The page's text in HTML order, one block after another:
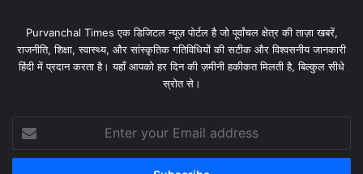
Purvanchal Times एक डिजिटल न्यूज़ पोर्टल है जो पूर्वांचल क्षेत्र की ताज़ा खबरें,
राजनीति, शिक्षा, स्वास्थ्य, और सांस्कृतिक गतिविधियों की सटीक और विश्वसनीय जानकारी
हिंदी में प्रदान करता है। यहाँ आपको हर दिन की ज़मीनी हकीकत मिलती है, बिल्कुल सीधे
स्रोत से।
your
Email